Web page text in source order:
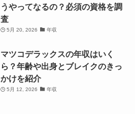
うやってなるの？必須の資格を調
査
5月 20, 2026 年収
マツコデラックスの年収はいく
ら？年齢や出身とブレイクのきっ
かけを紹介
5月 12, 2026 年収